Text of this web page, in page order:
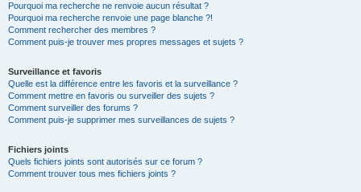
Pourquoi ma recherche ne renvoie aucun résultat ?
Pourquoi ma recherche renvoie une page blanche ?!
Comment rechercher des membres ?
Comment puis-je trouver mes propres messages et sujets ?
Surveillance et favoris
Quelle est la différence entre les favoris et la surveillance ?
Comment mettre en favoris ou surveiller des sujets ?
Comment surveiller des forums ?
Comment puis-je supprimer mes surveillances de sujets ?
Fichiers joints
Quels fichiers joints sont autorisés sur ce forum ?
Comment trouver tous mes fichiers joints ?